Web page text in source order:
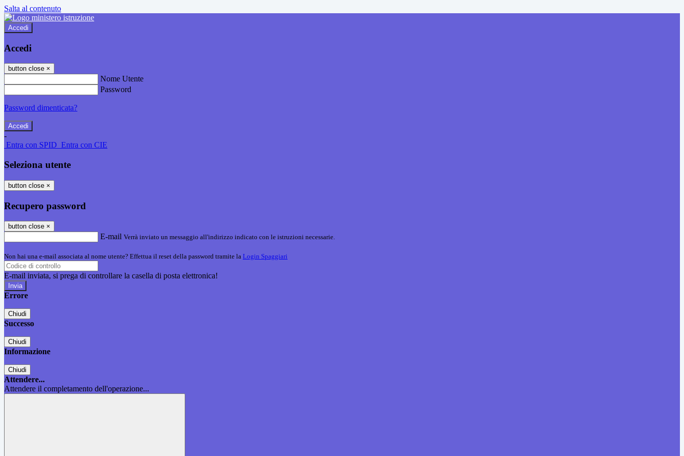
Salta al contenuto
Accedi
Accedi
button close ×
Nome Utente
Password
Password dimenticata?
-
Entra con SPID Entra con CIE
Seleziona utente
button close ×
Recupero password
button close ×
E-mail Verrà inviato un messaggio all'indirizzo indicato con le istruzioni necessarie.
Non hai una e-mail associata al nome utente? Effettua il reset della password tramite la Login Spaggiari
E-mail inviata, si prega di controllare la casella di posta elettronica!
Errore
Chiudi
Successo
Chiudi
Informazione
Chiudi
Attendere...
Attendere il completamento dell'operazione...